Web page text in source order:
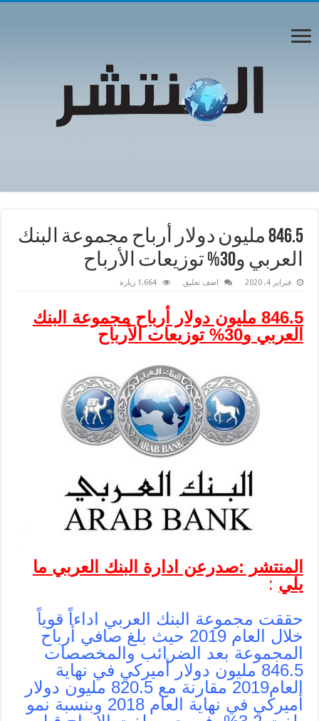
846.5 مليون دولار أرباح مجموعة البنك
العربي و30% توزيعات الأرباح
فبراير 4, 2020 اضف تعليق 1,664 زيارة
846.5 مليون دولار أرباح مجموعة البنك
العربي و30% توزيعات الأرباح
المنتشر :صدرعن ادارة البنك العربي ما
يلي :
حققت مجموعة البنك العربي اداءاً قوياً
خلال العام 2019 حيث بلغ صافي أرباح
المجموعة بعد الضرائب والمخصصات
846.5 مليون دولار أميركي في نهاية
العام2019 مقارنة مع 820.5 مليون دولار
أميركي في نهاية العام 2018 وبنسبة نمو